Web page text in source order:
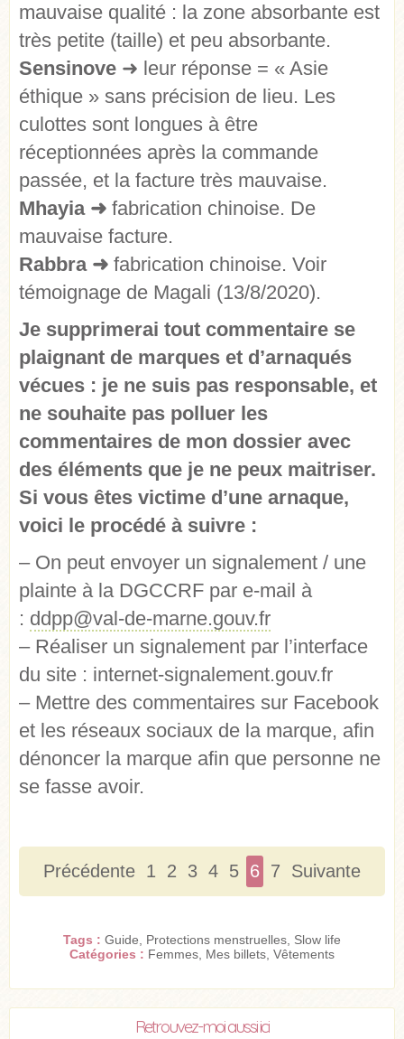
mauvaise qualité : la zone absorbante est
très petite (taille) et peu absorbante.
Sensinove ➜ leur réponse = « Asie
éthique » sans précision de lieu. Les
culottes sont longues à être
réceptionnées après la commande
passée, et la facture très mauvaise.
Mhayia ➜ fabrication chinoise. De
mauvaise facture.
Rabbra ➜ fabrication chinoise. Voir
témoignage de Magali (13/8/2020).
Je supprimerai tout commentaire se
plaignant de marques et d’arnaqués
vécues : je ne suis pas responsable, et
ne souhaite pas polluer les
commentaires de mon dossier avec
des éléments que je ne peux maitriser.
Si vous êtes victime d’une arnaque,
voici le procédé à suivre :
– On peut envoyer un signalement / une
plainte à la DGCCRF par e-mail à
: ddpp@val-de-marne.gouv.fr
– Réaliser un signalement par l’interface
du site : internet-signalement.gouv.fr
– Mettre des commentaires sur Facebook
et les réseaux sociaux de la marque, afin
dénoncer la marque afin que personne ne
se fasse avoir.
Précédente 1 2 3 4 5 6 7 Suivante
Tags : Guide Protections menstruelles Slow life
Catégories : Femmes Mes billets Vêtements
Retrouvez-moi aussi ici